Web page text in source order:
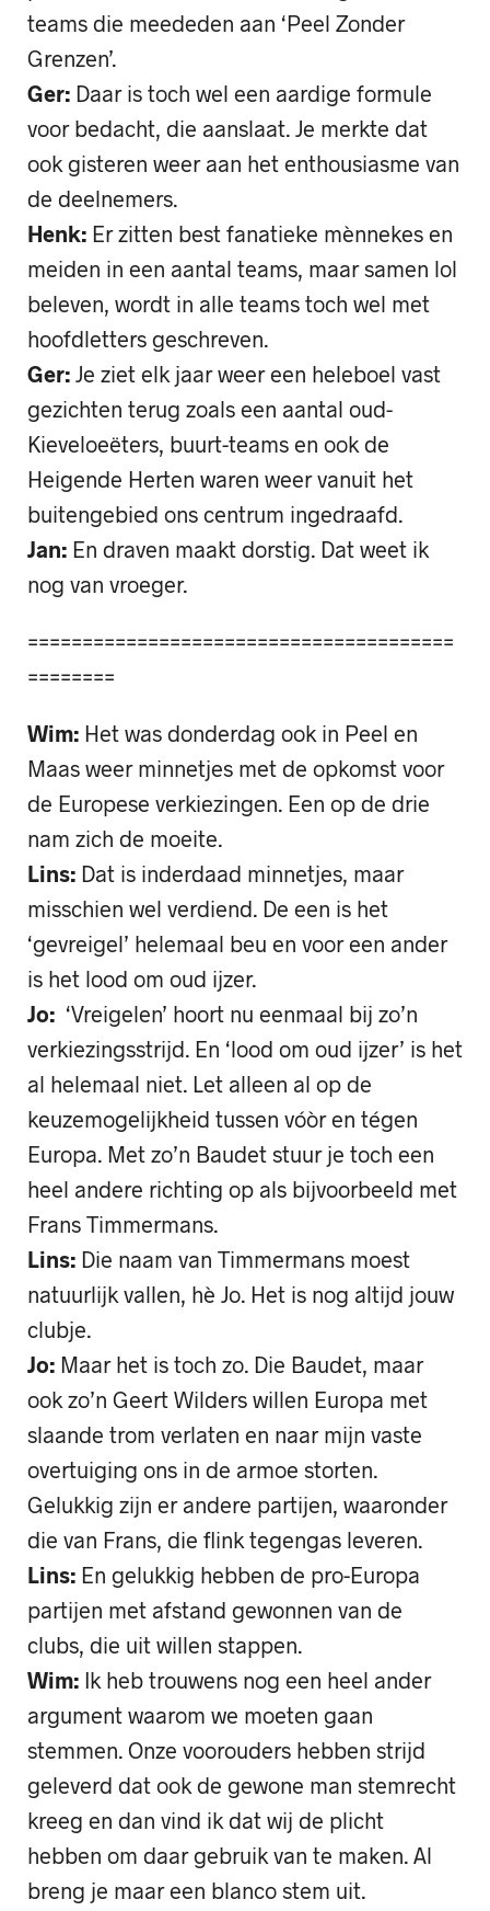
teams die meededen aan ‘Peel Zonder
Grenzen’.
Ger: Daar is toch wel een aardige formule
voor bedacht, die aanslaat. Je merkte dat
ook gisteren weer aan het enthousiasme van
de deelnemers.
Henk: Er zitten best fanatieke mènnekes en
meiden in een aantal teams, maar samen lol
beleven, wordt in alle teams toch wel met
hoofdletters geschreven.
Ger: Je ziet elk jaar weer een heleboel vast
gezichten terug zoals een aantal oud-
Kieveloeëters, buurt-teams en ook de
Heigende Herten waren weer vanuit het
buitengebied ons centrum ingedraafd.
Jan: En draven maakt dorstig. Dat weet ik
nog van vroeger.
=======================================
========
Wim: Het was donderdag ook in Peel en
Maas weer minnetjes met de opkomst voor
de Europese verkiezingen. Een op de drie
nam zich de moeite.
Lins: Dat is inderdaad minnetjes, maar
misschien wel verdiend. De een is het
‘gevreigel’ helemaal beu en voor een ander
is het lood om oud ijzer.
Jo: ‘Vreigelen’ hoort nu eenmaal bij zo’n
verkiezingsstrijd. En ‘lood om oud ijzer’ is het
al helemaal niet. Let alleen al op de
keuzemogelijkheid tussen vóòr en tégen
Europa. Met zo’n Baudet stuur je toch een
heel andere richting op als bijvoorbeeld met
Frans Timmermans.
Lins: Die naam van Timmermans moest
natuurlijk vallen, hè Jo. Het is nog altijd jouw
clubje.
Jo: Maar het is toch zo. Die Baudet, maar
ook zo’n Geert Wilders willen Europa met
slaande trom verlaten en naar mijn vaste
overtuiging ons in de armoe storten.
Gelukkig zijn er andere partijen, waaronder
die van Frans, die flink tegengas leveren.
Lins: En gelukkig hebben de pro-Europa
partijen met afstand gewonnen van de
clubs, die uit willen stappen.
Wim: Ik heb trouwens nog een heel ander
argument waarom we moeten gaan
stemmen. Onze voorouders hebben strijd
geleverd dat ook de gewone man stemrecht
kreeg en dan vind ik dat wij de plicht
hebben om daar gebruik van te maken. Al
breng je maar een blanco stem uit.